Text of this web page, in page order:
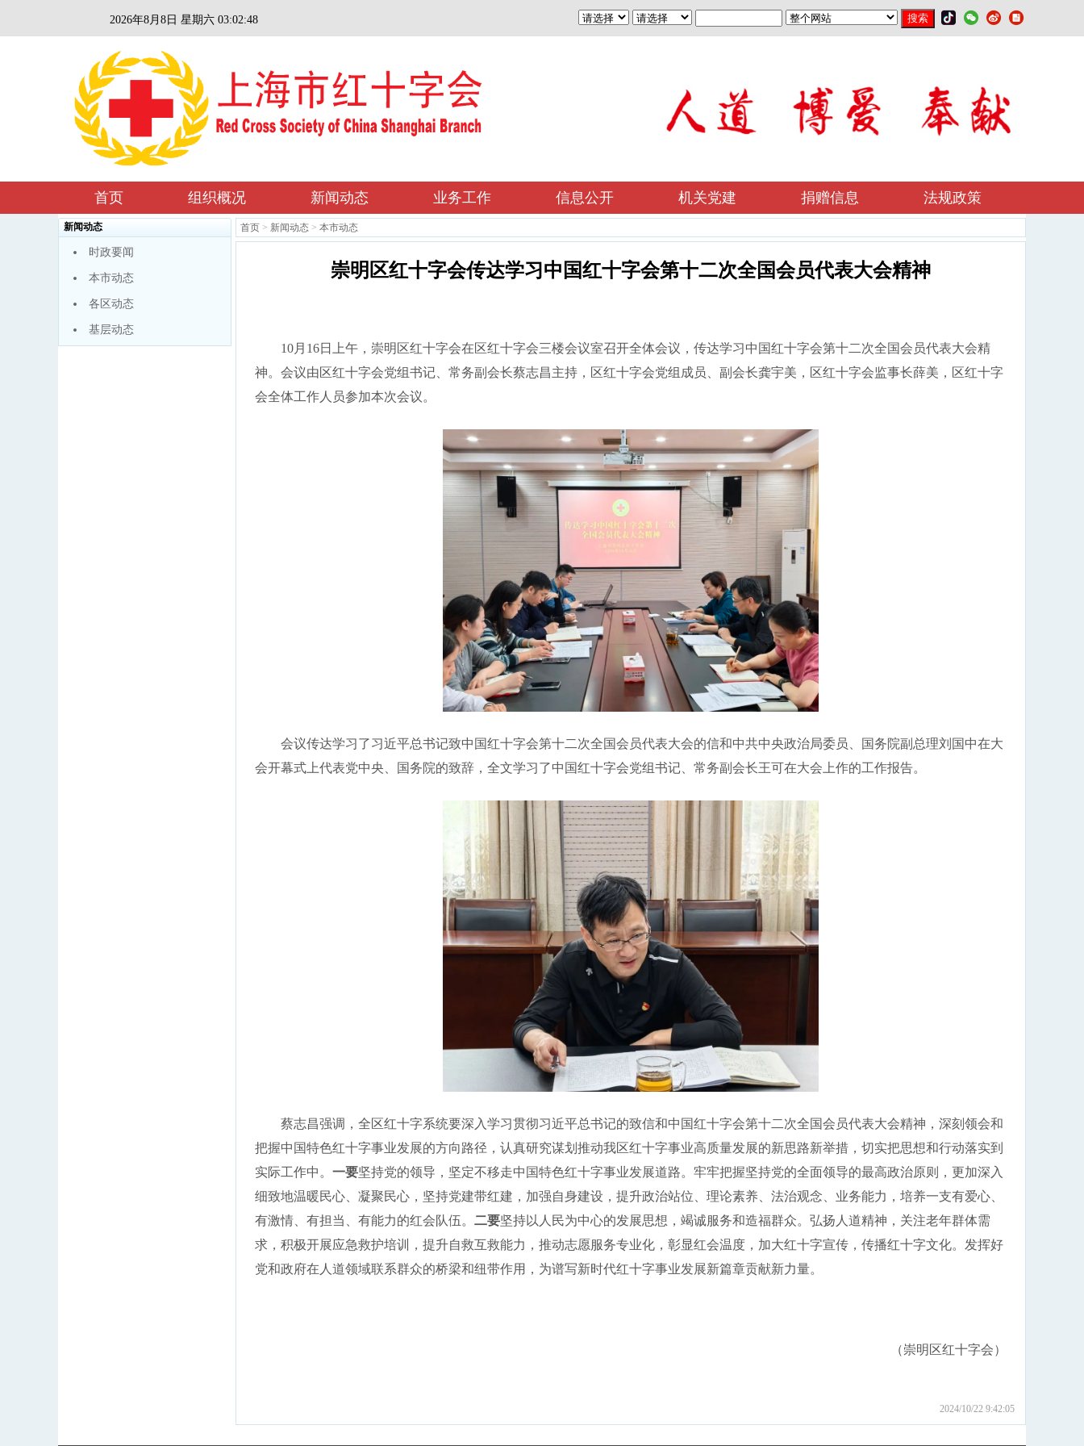
2026年8月8日 星期六 03:02:49
首页 组织概况 新闻动态 业务工作 信息公开 机关党建 捐赠信息 法规政策
新闻动态
时政要闻
本市动态
各区动态
基层动态
首页 > 新闻动态 > 本市动态
崇明区红十字会传达学习中国红十字会第十二次全国会员代表大会精神
10月16日上午，崇明区红十字会在区红十字会三楼会议室召开全体会议，传达学习中国红十字会第十二次全国会员代表大会精
神。会议由区红十字会党组书记、常务副会长蔡志昌主持，区红十字会党组成员、副会长龚宇美，区红十字会监事长薛美，区红十字
会全体工作人员参加本次会议。
会议传达学习了习近平总书记致中国红十字会第十二次全国会员代表大会的信和中共中央政治局委员、国务院副总理刘国中在大
会开幕式上代表党中央、国务院的致辞，全文学习了中国红十字会党组书记、常务副会长王可在大会上作的工作报告。
蔡志昌强调，全区红十字系统要深入学习贯彻习近平总书记的致信和中国红十字会第十二次全国会员代表大会精神，深刻领会和
把握中国特色红十字事业发展的方向路径，认真研究谋划推动我区红十字事业高质量发展的新思路新举措，切实把思想和行动落实到
实际工作中。 一要坚持党的领导，坚定不移走中国特色红十字事业发展道路。牢牢把握坚持党的全面领导的最高政治原则，更加深入
细致地温暖民心、凝聚民心，坚持党建带红建，加强自身建设，提升政治站位、理论素养、法治观念、业务能力，培养一支有爱心、
有激情、有担当、有能力的红会队伍。 二要坚持以人民为中心的发展思想，竭诚服务和造福群众。弘扬人道精神，关注老年群体需
求，积极开展应急救护培训，提升自救互救能力，推动志愿服务专业化，彰显红会温度，加大红十字宣传，传播红十字文化。发挥好
党和政府在人道领域联系群众的桥梁和纽带作用，为谱写新时代红十字事业发展新篇章贡献新力量。
（崇明区红十字会）
2024/10/22 9:42:05